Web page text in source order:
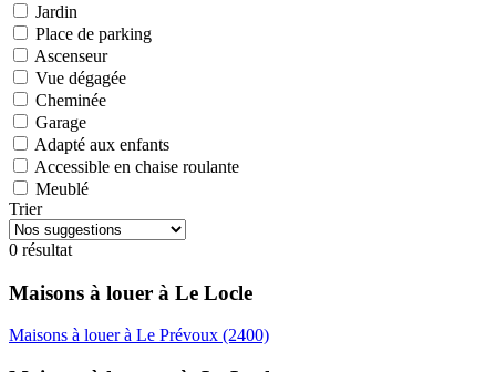
Jardin
Place de parking
Ascenseur
Vue dégagée
Cheminée
Garage
Adapté aux enfants
Accessible en chaise roulante
Meublé
Trier
0 résultat
Maisons à louer à Le Locle
Maisons à louer à Le Prévoux (2400)